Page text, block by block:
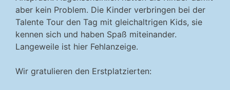
aber kein Problem. Die Kinder verbringen bei der
Talente Tour den Tag mit gleichaltrigen Kids, sie
kennen sich und haben Spaß miteinander.
Langeweile ist hier Fehlanzeige.
Wir gratulieren den Erstplatzierten: